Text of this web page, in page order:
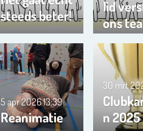
steeds beter!
lid
ons
Reanimatie
5 apr 202613:39
n 2025
30 mrt